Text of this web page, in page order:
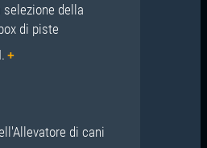
della
di piste
di cani